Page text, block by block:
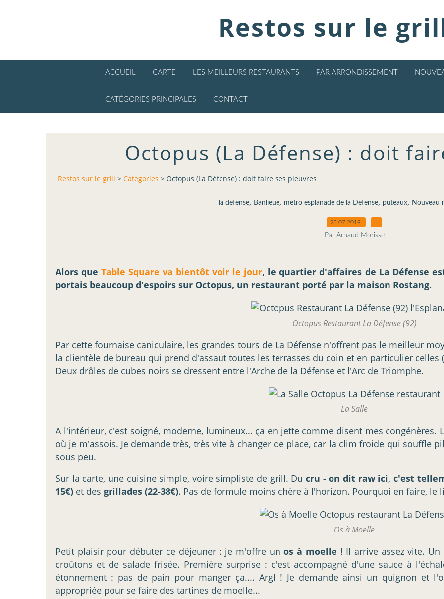
Restos sur le
ACCUEIL CARTE LES MEILLEURS RESTAURANTS PAR ARRONDISSEMENT
CATÉGORIES PRINCIPALES CONTACT
Octopus (La Défense) : doit
Restos sur le grill > Categories > Octopus (La Défense) : doit faire ses pieuvres
la défense, Banlieue, métro esplanade de la Défense, puteaux, Nouveau
23.07.2019
Par Arnaud Morisse
Alors que Table Square va bientôt voir le jour, le quartier d'affaires de La Défense
portais beaucoup d'espoirs sur Octopus, un restaurant porté par la maison Rostang.
Octopus Restaurant La Défense (92)
Par cette fournaise caniculaire, les grandes tours de La Défense n'offrent pas le meilleur
la clientèle de bureau qui prend d'assaut toutes les terrasses du coin et en particulier
Deux drôles de cubes noirs se dressent entre l'Arche de la Défense et l'Arc de Triomphe.
La Salle
A l'intérieur, c'est soigné, moderne, lumineux... ça en jette comme disent mes
où je m'assois. Je demande très, très vite à changer de place, car la clim froide qui souffle
sous peu.
Sur la carte, une cuisine simple, voire simpliste de grill. Ducru - on dit raw ici, c'est
15€) et des grillades (22-38€). Pas de formule moins chère à l'horizon. Pourquoi en faire, le
Os à Moelle
Petit plaisir pour débuter ce déjeuner : je m'offre unos à moelle ! Il arrive assez vite.
croûtons et de salade frisée. Première surprise : c'est accompagné d'une sauce à
étonnement : pas de pain pour manger ça.... Argl ! Je demande ainsi un quignon et
appropriée pour se faire des tartines de moelle...